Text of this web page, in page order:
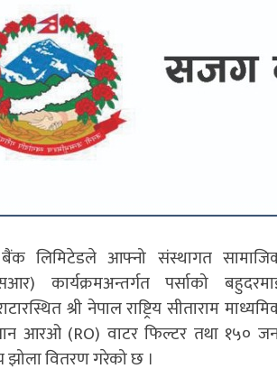
लिमिटेडले आफ्नो संस्थागत
कार्यक्रमअन्तर्गत पर्साको
श्री नेपाल राष्ट्रिय सीताराम
आरओ (RO) वाटर फिल्टर तथा १५०
झोला वितरण गरेको छ ।